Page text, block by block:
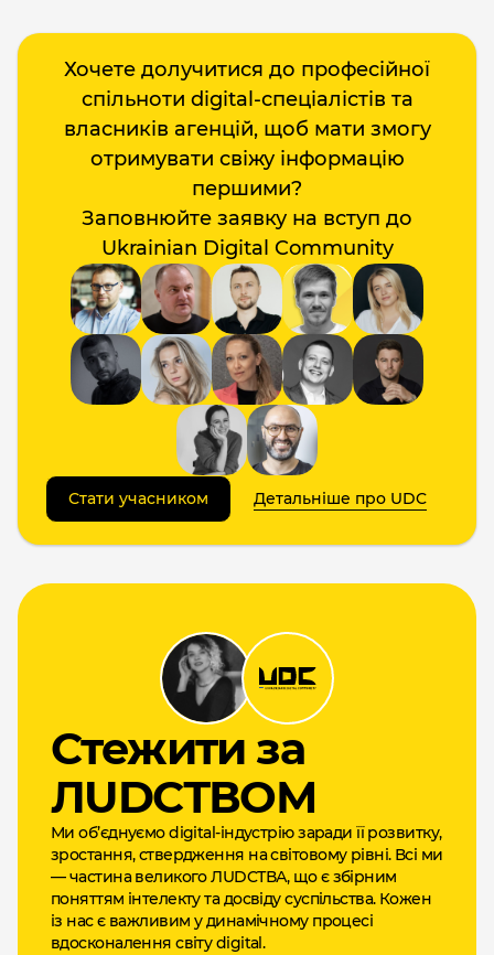
Хочете долучитися до професійної
спільноти digital-спеціалістів та
власників агенцій, щоб мати змогу
отримувати свіжу інформацію
першими?
Заповнюйте заявку на вступ до
Ukrainian Digital Community
Стати учасником Детальніше про UDC
Cтежити за
ЛUDCТВОМ
Ми об’єднуємо digital-індустрію заради її розвитку,
зростання, ствердження на світовому рівні. Всі ми
— частина великого ЛUDCТВА, що є збірним
поняттям інтелекту та досвіду суспільства. Кожен
із нас є важливим у динамічному процесі
вдосконалення світу digital.